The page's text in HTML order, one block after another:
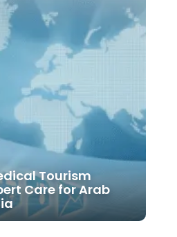
Tourism
Care for Arab